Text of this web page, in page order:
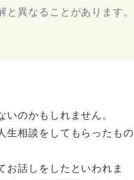
異なることがあります。
のかもしれません。
相談をしてもらったもの
話しをしたといわれま